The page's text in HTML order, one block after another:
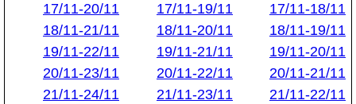
17/11-18/11
17/11-19/11
17/11-20/11
18/11-19/11
18/11-20/11
18/11-21/11
19/11-20/11
19/11-21/11
19/11-22/11
20/11-21/11
20/11-22/11
20/11-23/11
21/11-22/11
21/11-23/11
21/11-24/11